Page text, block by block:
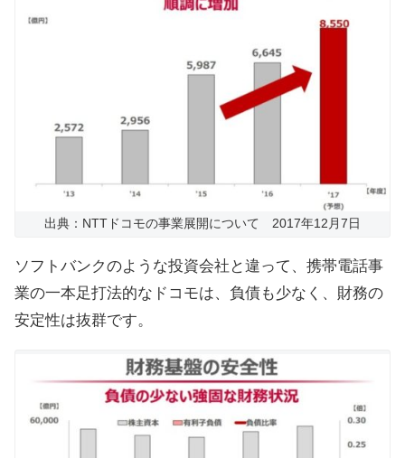
出典：NTTドコモの事業展開について 2017年12月7日
ソフトバンクのような投資会社と違って、携帯電話事
業の一本足打法的なドコモは、負債も少なく、財務の
安定性は抜群です。